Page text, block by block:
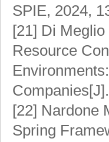
SPIE, 2024,
[21] Di
Resource
[22] Nardone
Spring